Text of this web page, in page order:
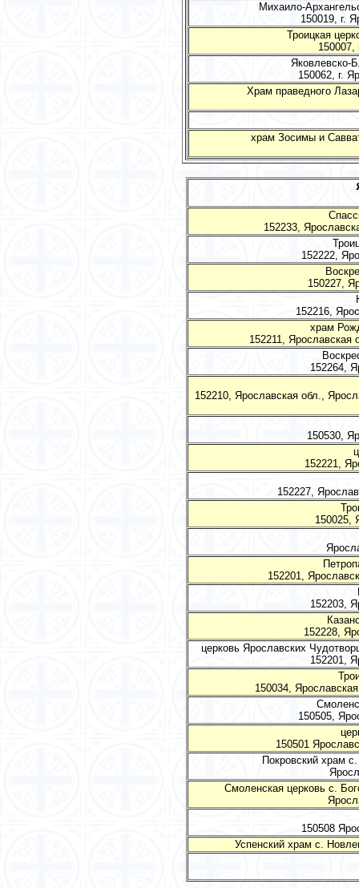
Михаило-
150019, г.
Троицкая
150007,
Яковлевско-
150062, г.
Храм праведного
храм Зосимы и
152233,
152222,
150227,
152216,
храм
152211, Ярославская
152264,
152210, Ярославская обл.,
150530,
152221,
152227,
150025,
152201,
152203,
152228,
церковь Ярославских
152201,
150034,
150505,
150501
Покровский храм
Смоленская церковь с.
150508
Успенский храм с.